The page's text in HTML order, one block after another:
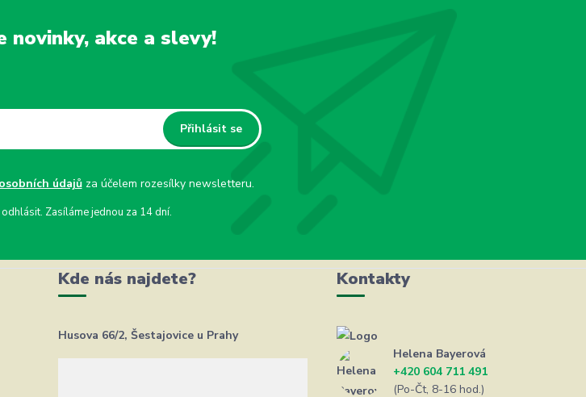
novinky, akce a slevy!
Přihlásit se
údajůza účelem rozesílky newsletteru.
Zasíláme jednou za 14 dní.
Kde nás najdete?
Husova 66/2, Šestajovice u Prahy
Kontakty
Helena Bayerová
+420 604 711 491
(Po-Čt, 8-16 hod.)